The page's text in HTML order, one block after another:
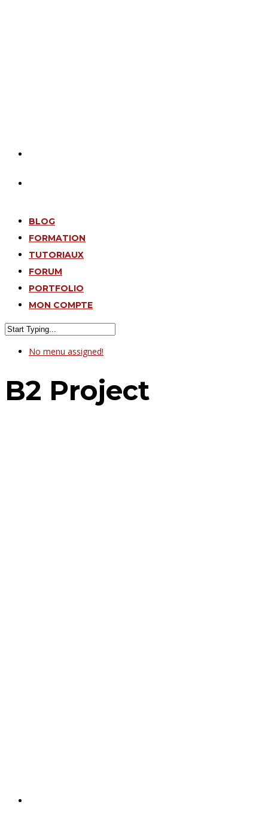
BLOG
FORMATION
TUTORIAUX
FORUM
PORTFOLIO
MON COMPTE
No menu assigned!
B2 Project